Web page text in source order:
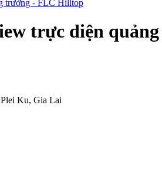
trực diện
Ku, Gia Lai